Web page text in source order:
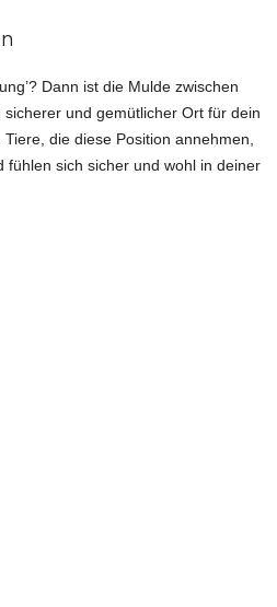
Dann ist die Mulde zwischen
und gemütlicher Ort für dein
die diese Position annehmen,
fühlen sich sicher und wohl in deiner